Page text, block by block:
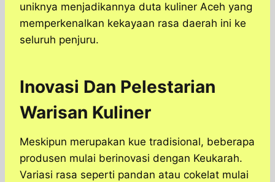
uniknya menjadikannya duta kuliner Aceh yang
memperkenalkan kekayaan rasa daerah ini ke
seluruh penjuru.
Inovasi Dan Pelestarian
Warisan Kuliner
Meskipun merupakan kue tradisional, beberapa
produsen mulai berinovasi dengan Keukarah.
Variasi rasa seperti pandan atau cokelat mulai